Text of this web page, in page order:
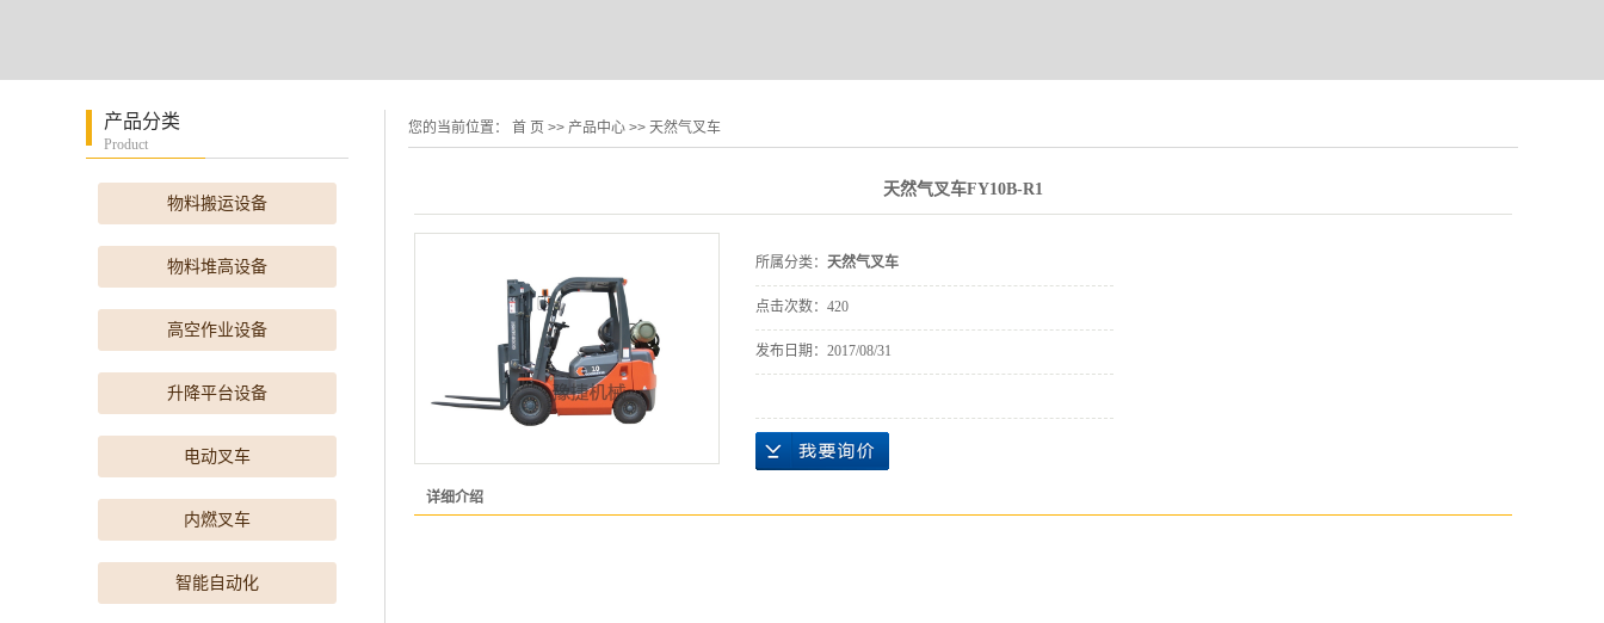
产品分类
Product
物料搬运设备
物料堆高设备
高空作业设备
升降平台设备
电动叉车
内燃叉车
智能自动化
您的当前位置： 首 页 >> 产品中心 >> 天然气叉车
天然气叉车FY10B-R1
所属分类： 天然气叉车
点击次数： 420
发布日期： 2017/08/31
详细介绍